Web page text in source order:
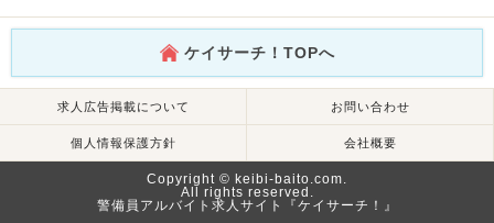
ケイサーチ！TOPへ
求人広告掲載について お問い合わせ
個人情報保護方針 会社概要
Copyright © keibi-baito.com.
All rights reserved.
警備員アルバイト求人サイト『ケイサーチ！』